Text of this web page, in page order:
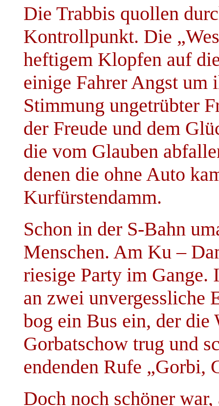
Die Trabbis quollen
Kontrollpunkt. Die
heftigem Klopfen auf
einige Fahrer Angst um
Stimmung ungetrübter
der Freude und dem
die vom Glauben
denen die ohne Auto
Kurfürstendamm.
Schon in der S-Bahn
Menschen. Am Ku –
riesige Party im Gange.
an zwei unvergessliche
bog ein Bus ein, der die
Gorbatschow trug und
endenden Rufe „Gorbi,
Doch noch schöner